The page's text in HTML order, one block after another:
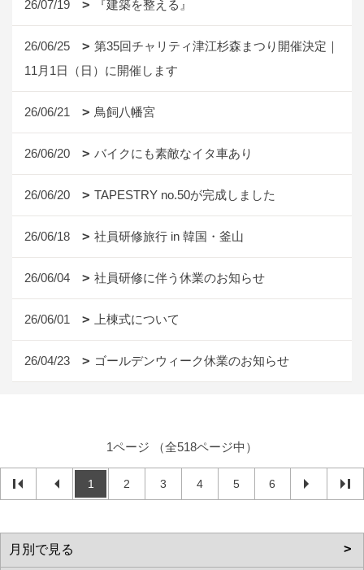
26/07/19 『建築を整える』
26/06/25
第35回チャリティ津江杉森まつり開催決定｜
11月1日（日）に開催します
26/06/21 鳥飼八幡宮
26/06/20 バイクにも素敵なイタ車あり
26/06/20 TAPESTRY no.50が完成しました
26/06/18 社員研修旅行 in 韓国・釜山
26/06/04 社員研修に伴う休業のお知らせ
26/06/01 上棟式について
26/04/23 ゴールデンウィーク休業のお知らせ
1ページ （全518ページ中）
1 2 3 4 5 6